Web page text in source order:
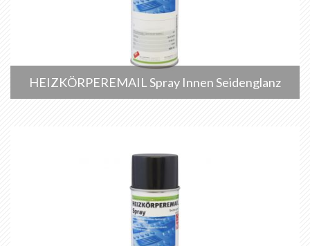
HEIZKÖRPEREMAIL Spray Innen Seidenglanz